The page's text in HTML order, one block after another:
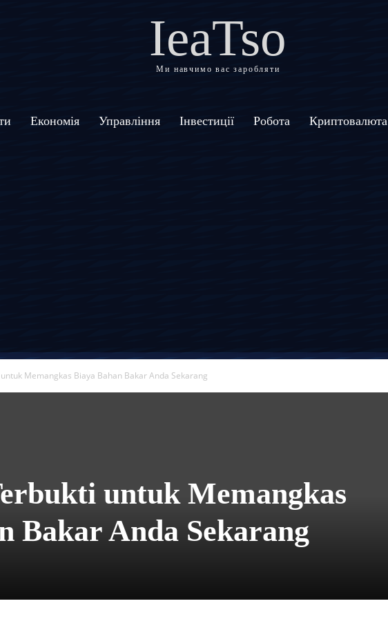
IeaTso
Ми навчимо вас заробляти
Економія Управління Інвестиції Робота Криптовалюта
Memangkas Biaya Bahan Bakar Anda Sekarang
untuk Memangkas
Bakar Anda Sekarang